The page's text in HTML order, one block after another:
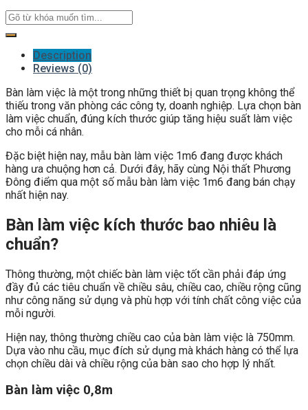
Description
Reviews (0)
Bàn làm việc là một trong những thiết bị quan trọng không thể
thiếu trong văn phòng các công ty, doanh nghiệp. Lựa chọn bàn
làm việc chuẩn, đúng kích thước giúp tăng hiệu suất làm việc
cho mỗi cá nhân.
Đặc biệt hiện nay, mẫu bàn làm việc 1m6 đang được khách
hàng ưa chuộng hơn cả. Dưới đây, hãy cùng Nội thất Phương
Đông điểm qua một số mẫu bàn làm việc 1m6 đang bán chạy
nhất hiện nay.
Bàn làm việc kích thước bao nhiêu là
chuẩn?
Thông thường, một chiếc bàn làm việc tốt cần phải đáp ứng
đầy đủ các tiêu chuẩn về chiều sâu, chiều cao, chiều rộng cũng
như công năng sử dụng và phù hợp với tính chất công việc của
mỗi người.
Hiện nay, thông thường chiều cao của bàn làm việc là 750mm.
Dựa vào nhu cầu, mục đích sử dụng mà khách hàng có thể lựa
chọn chiều dài và chiều rộng của bàn sao cho hợp lý nhất.
Bàn làm việc 0,8m